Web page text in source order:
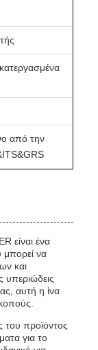
από την
είναι ένα
μπορεί να
και
υπεριώδεις
αυτή η ίνα
του προϊόντος
για το